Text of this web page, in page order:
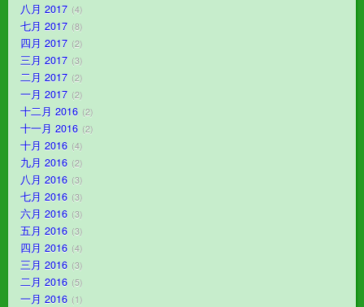
八月 2017 4
七月 2017 8
四月 2017 2
三月 2017 3
二月 2017 2
一月 2017 2
十二月 2016 2
十一月 2016 2
十月 2016 4
九月 2016 2
八月 2016 3
七月 2016 3
六月 2016 3
五月 2016 3
四月 2016 4
三月 2016 3
二月 2016 5
一月 2016 1